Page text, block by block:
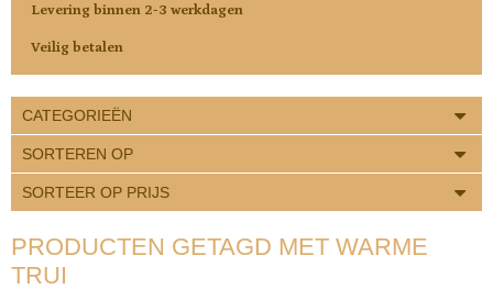
Levering binnen 2-3 werkdagen
Veilig betalen
CATEGORIEËN
SORTEREN OP
SORTEER OP PRIJS
PRODUCTEN GETAGD MET WARME
TRUI